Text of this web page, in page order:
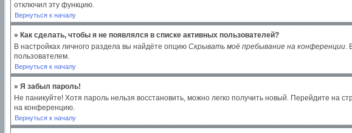
отключил эту функцию.
Вернуться к началу
» Как сделать, чтобы я не появлялся в списке активных пользователей?
В настройках личного раздела вы найдёте опцию Скрывать моё пребывание на конференции.
пользователем.
Вернуться к началу
» Я забыл пароль!
Не паникуйте! Хотя пароль нельзя восстановить, можно легко получить новый. Перейдите на
на конференцию.
Вернуться к началу